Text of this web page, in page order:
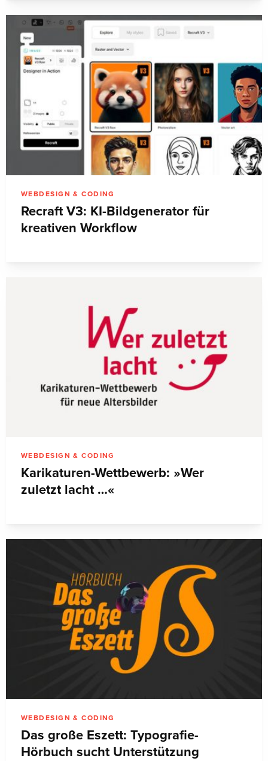
WEBDESIGN & CODING
Recraft V3: KI-Bildgenerator für
kreativen Workflow
WEBDESIGN & CODING
Karikaturen-Wettbewerb: »Wer
zuletzt lacht …«
WEBDESIGN & CODING
Das große Eszett: Typografie-
Hörbuch sucht Unterstützung